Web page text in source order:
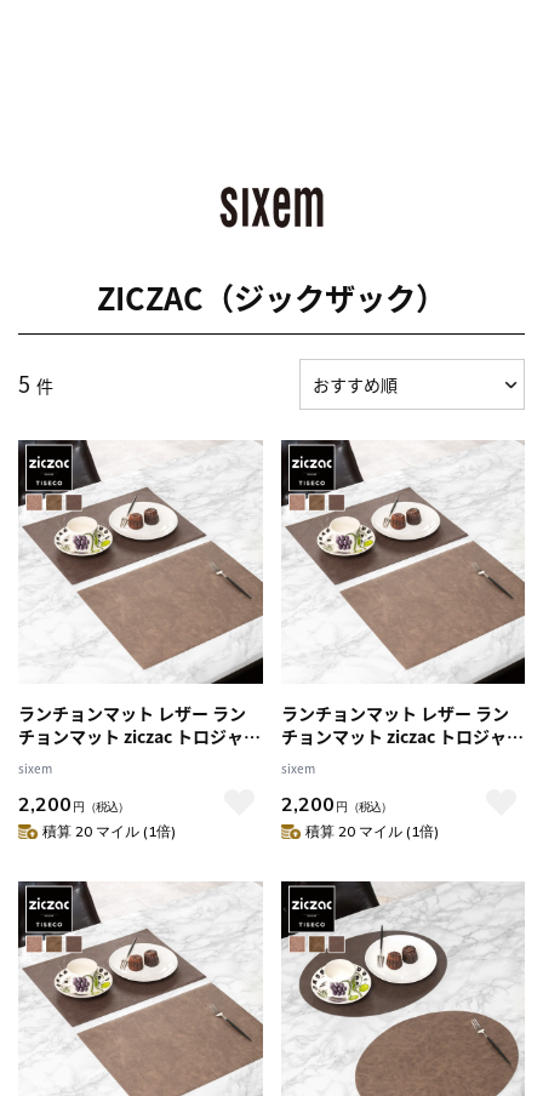
ZICZAC（ジックザック）
5 件
ランチョンマット レザー ラン
チョンマット ziczac トロジャ
長方形 （ ジックザック おしゃ
革 拭ける 45×33cm ランチマ
ット プレイスマット レザー調
sixem
2,200 円 （税込）
積算 20 マイル (1倍)
ランチョンマット レザー ラン
チョンマット ziczac トロジャ
長方形 （ ジックザック おしゃ
革 拭ける 45×33cm ランチマ
ット プレイスマット レザー調
sixem
2,200 円 （税込）
積算 20 マイル (1倍)